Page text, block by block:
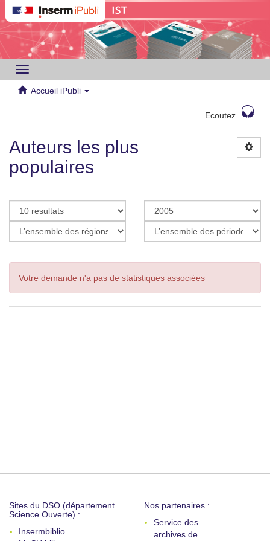
Toggle
navigation
Accueil iPubli
Ecoutez
Auteurs les plus
populaires
Votre demande n'a pas de statistiques associées
Sites du DSO (département
Science Ouverte) :
Insermbiblio
Nos partenaires :
Service des
archives de